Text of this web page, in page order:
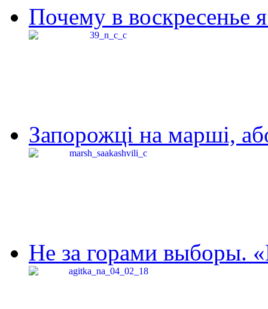
Почему в воскресенье
Запорожці на марші,
Не за горами выборы.